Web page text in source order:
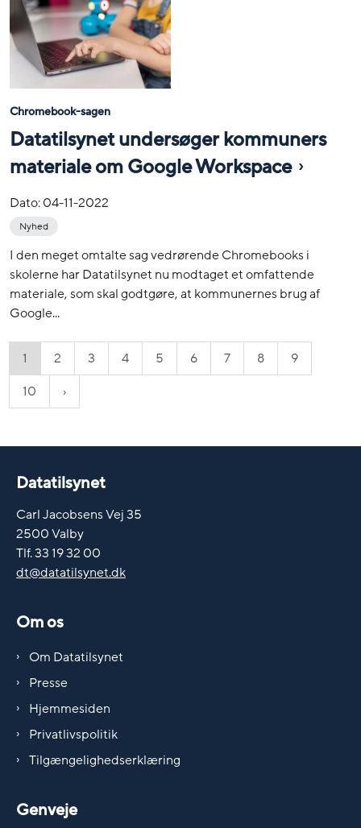
Chromebook-sagen
Datatilsynet undersøger kommuners
materiale om Google Workspace
Dato:04-11-2022
Nyhed
I den meget omtalte sag vedrørende Chromebooks i
skolerne har Datatilsynet nu modtaget et omfattende
materiale, som skal godtgøre, at kommunernes brug af
Google...
1 2 3 4 5 6 7 8
9
10
Datatilsynet
Carl Jacobsens Vej 35
2500 Valby
Tlf. 33 19 32 00
dt@datatilsynet.dk
Om os
Om Datatilsynet
Presse
Hjemmesiden
Privatlivspolitik
Tilgængelighedserklæring
Genveje